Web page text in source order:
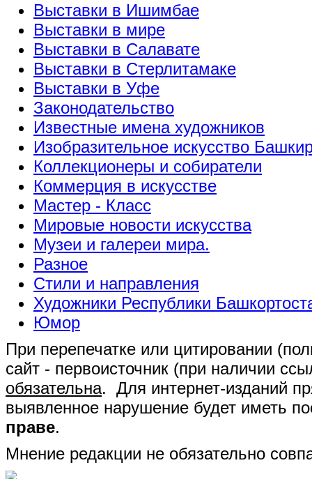
Выставки в Ишимбае
Выставки в мире
Выставки в Салавате
Выставки в Стерлитамаке
Выставки в Уфе
Законодательство
Известные имена художников
Изобразительное искусство
Коллекционеры и собиратели
Коммерция в искусстве
Мастер - Класс
Мировые новости искусства
Музеи и галереи мира.
Разное
Стили и направления
Художники Республики
Юмор
При перепечатке или цитировании
сайт - первоисточник (при наличии
обязательна. Для интернет-изданий
выявленное нарушение будет иметь
праве.
Мнение редакции не обязательно